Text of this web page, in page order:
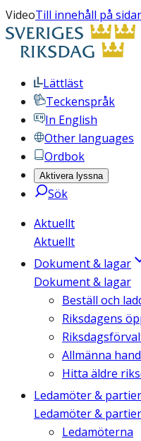
VideoTill innehåll på
Lättläst
Teckenspråk
In English
Other languages
Ordbok
Aktivera lyssna
Sök
Aktuellt
Aktuellt
Dokument & lagar
Dokument & lagar
Beställ och
Riksdagens
Allmänna
Hitta äldre
Ledamöter & partier
Ledamöter & partier
Ledamöterna